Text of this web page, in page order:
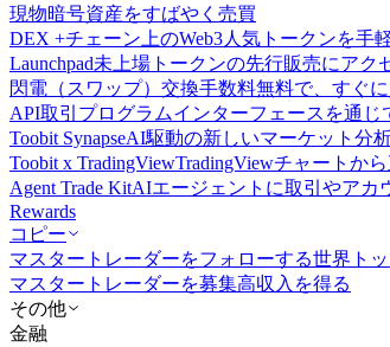
現物暗号資産をすばやく売買
DEX +チェーン上のWeb3人気トークンを手
Launchpad未上場トークンの先行販売にアク
閃電（スワップ）交換手数料無料で、すぐ
API取引 プログラムインターフェースを通
Toobit SynapseAI駆動の新しいマーケット分
Toobit x TradingViewTradingViewチャートから
Agent Trade KitAIエージェントに取引やアカ
Rewards
コピー
マスタートレーダーをフォローする世界ト
マスタートレーダーを募集高収入を得る
その他
金融